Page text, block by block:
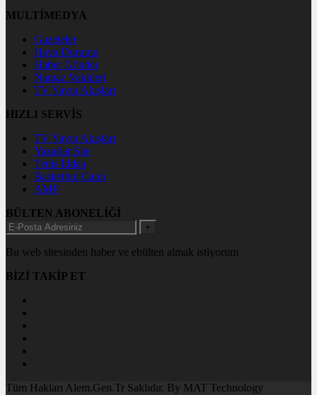
MULTİMEDYA
Gazeteler
Hava Durumu
Haber Gönder
Namaz Vakitleri
TV Yayın Akışları
HIZLI SERVİS
TV Yayın Akışları
Yazarlar Site
Tenis İddaa
Basketbol Canlı
AMP
BÜLTEN ABONELİĞİ
+
Bu web sitesinden haber ve ebülten almak istiyorum
BİZİ TAKİP ET
Tüm Hakları Alem.Gen.Tr Saklıdır. By MAT Technology